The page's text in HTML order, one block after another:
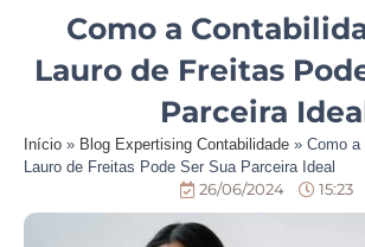
Como a
Lauro de Freitas
Parceira
Início » Blog Expertising Contabilidade » Como a
Lauro de Freitas Pode Ser Sua Parceira Ideal
26/06/2024 15:23